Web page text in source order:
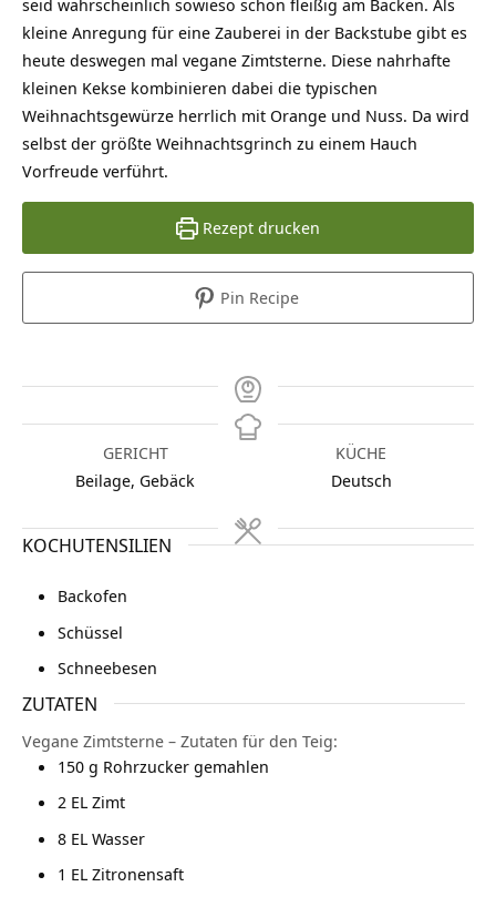
seid wahrscheinlich sowieso schon fleißig am Backen. Als
kleine Anregung für eine Zauberei in der Backstube gibt es
heute deswegen mal vegane Zimtsterne. Diese nahrhafte
kleinen Kekse kombinieren dabei die typischen
Weihnachtsgewürze herrlich mit Orange und Nuss. Da wird
selbst der größte Weihnachtsgrinch zu einem Hauch
Vorfreude verführt.
Rezept drucken
Pin Recipe
GERICHT
Beilage, Gebäck
KÜCHE
Deutsch
KOCHUTENSILIEN
Backofen
Schüssel
Schneebesen
ZUTATEN
Vegane Zimtsterne – Zutaten für den Teig:
150 g Rohrzucker gemahlen
2 EL Zimt
8 EL Wasser
1 EL Zitronensaft